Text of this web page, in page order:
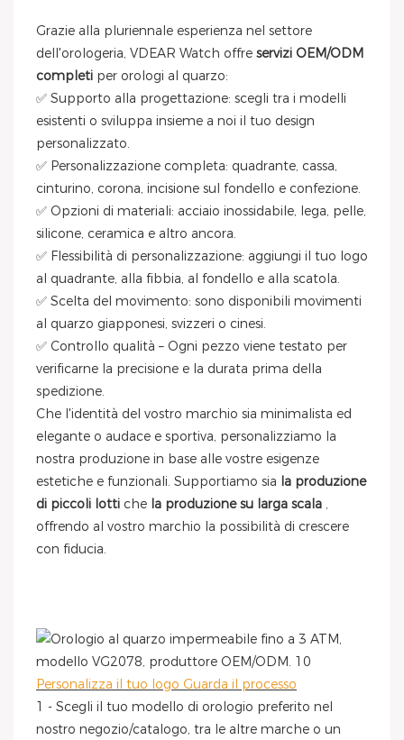
Grazie alla pluriennale esperienza nel settore
dell'orologeria, VDEAR Watch offre servizi OEM/ODM
completi per orologi al quarzo:
✅ Supporto alla progettazione: scegli tra i modelli
esistenti o sviluppa insieme a noi il tuo design
personalizzato.
✅ Personalizzazione completa: quadrante, cassa,
cinturino, corona, incisione sul fondello e confezione.
✅ Opzioni di materiali: acciaio inossidabile, lega, pelle,
silicone, ceramica e altro ancora.
✅ Flessibilità di personalizzazione: aggiungi il tuo logo
al quadrante, alla fibbia, al fondello e alla scatola.
✅ Scelta del movimento: sono disponibili movimenti
al quarzo giapponesi, svizzeri o cinesi.
✅ Controllo qualità – Ogni pezzo viene testato per
verificarne la precisione e la durata prima della
spedizione.
Che l'identità del vostro marchio sia minimalista ed
elegante o audace e sportiva, personalizziamo la
nostra produzione in base alle vostre esigenze
estetiche e funzionali. Supportiamo sia la produzione
di piccoli lotti che la produzione su larga scala ,
offrendo al vostro marchio la possibilità di crescere
con fiducia.
Personalizza il tuo logo Guarda il processo
1 - Scegli il tuo modello di orologio preferito nel
nostro negozio/catalogo, tra le altre marche o un